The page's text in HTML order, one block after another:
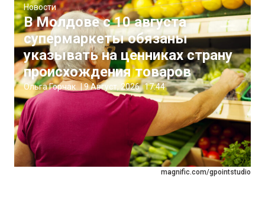
magnific.com/gpointstudio
Новости
В Молдове с 10 августа
супермаркеты обязаны
указывать на ценниках страну
происхождения товаров
Ольга Горчак |9 Август, 2026 17:44